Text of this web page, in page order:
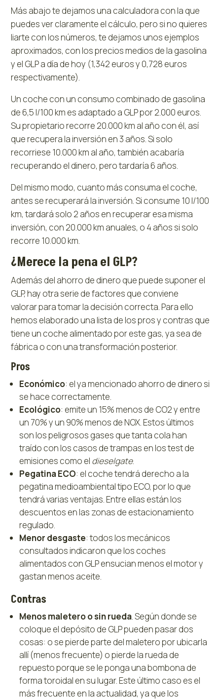
Más abajo te dejamos una calculadora con la que
puedes ver claramente el cálculo, pero si no quieres
liarte con los números, te dejamos unos ejemplos
aproximados, con los precios medios de la gasolina
y el GLP a día de hoy (1,342 euros y 0,728 euros
respectivamente).
Un coche con un consumo combinado de gasolina
de 6,5 l/100 km es adaptado a GLP por 2.000 euros.
Su propietario recorre 20.000 km al año con él, así
que recupera la inversión en 3 años. Si solo
recorriese 10.000 km al año, también acabaría
recuperando el dinero, pero tardaría 6 años.
Del mismo modo, cuanto más consuma el coche,
antes se recuperará la inversión. Si consume 10 l/100
km, tardará solo 2 años en recuperar esa misma
inversión, con 20.000 km anuales, o 4 años si solo
recorre 10.000 km.
¿Merece la pena el GLP?
Además del ahorro de dinero que puede suponer el
GLP, hay otra serie de factores que conviene
valorar para tomar la decisión correcta. Para ello
hemos elaborado una lista de los pros y contras que
tiene un coche alimentado por este gas, ya sea de
fábrica o con una transformación posterior.
Pros
Económico: el ya mencionado ahorro de dinero si
se hace correctamente.
Ecológico: emite un 15% menos de CO2 y entre
un 70% y un 90% menos de NOX. Estos últimos
son los peligrosos gases que tanta cola han
traído con los casos de trampas en los test de
emisiones como el dieselgate.
Pegatina ECO: el coche tendrá derecho a la
pegatina medioambiental tipo ECO, por lo que
tendrá varias ventajas. Entre ellas están los
descuentos en las zonas de estacionamiento
regulado.
Menor desgaste: todos los mecánicos
consultados indicaron que los coches
alimentados con GLP ensucian menos el motor y
gastan menos aceite.
Contras
Menos maletero o sin rueda. Según donde se
coloque el depósito de GLP pueden pasar dos
cosas: o se pierde parte del maletero por ubicarla
allí (menos frecuente) o pierde la rueda de
repuesto porque se le ponga una bombona de
forma toroidal en su lugar. Este último caso es el
más frecuente en la actualidad, ya que los